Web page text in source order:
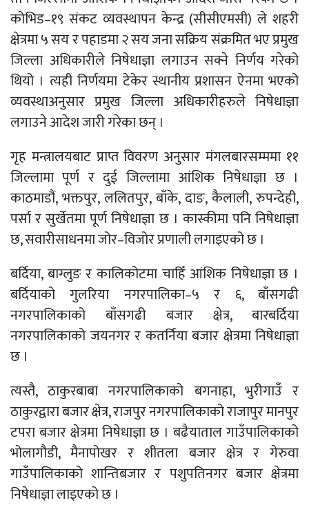
कोभिड–१९ संकट व्यवस्थापन केन्द्र (सीसीएमसी) ले शहरी
क्षेत्रमा ५ सय र पहाडमा २ सय जना सक्रिय संक्रमित भए प्रमुख
जिल्ला अधिकारीले निषेधाज्ञा लगाउन सक्ने निर्णय गरेको
थियो । त्यही निर्णयमा टेकेर स्थानीय प्रशासन ऐनमा भएको
व्यवस्थाअनुसार प्रमुख जिल्ला अधिकारीहरुले निषेधाज्ञा
लगाउने आदेश जारी गरेका छन् ।
गृह मन्त्रालयबाट प्राप्त विवरण अनुसार मंगलबारसम्ममा ११
जिल्लामा पूर्ण र दुई जिल्लामा आंशिक निषेधाज्ञा छ ।
काठमाडौं, भक्तपुर, ललितपुर, बाँके, दाङ, कैलाली, रुपन्देही,
पर्सा र सुर्खेतमा पूर्ण निषेधाज्ञा छ । कास्कीमा पनि निषेधाज्ञा
छ, सवारीसाधनमा जोर–विजोर प्रणाली लगाइएको छ ।
बर्दिया, बाग्लुङ र कालिकोटमा चाहिँ आंशिक निषेधाज्ञा छ ।
बर्दियाको गुलरिया नगरपालिका–५ र ६, बाँसगढी
नगरपालिकाको बाँसगढी बजार क्षेत्र, बारबर्दिया
नगरपालिकाको जयनगर र कतर्निया बजार क्षेत्रमा निषेधाज्ञा
छ ।
त्यस्तै, ठाकुरबाबा नगरपालिकाको बगनाहा, भुरीगाउँ र
ठाकुरद्वारा बजार क्षेत्र, राजपुर नगरपालिकाको राजापुर मानपुर
टपरा बजार क्षेत्रमा निषेधाज्ञा छ । बढैयाताल गाउँपालिकाको
भोलागौडी, मैनापोखर र शीतला बजार क्षेत्र र गेरुवा
गाउँपालिकाको शान्तिबजार र पशुपतिनगर बजार क्षेत्रमा
निषेधाज्ञा लाइएको छ ।